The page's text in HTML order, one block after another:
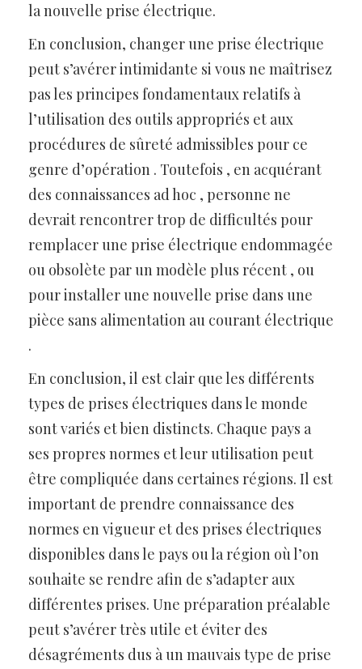
la nouvelle prise électrique.
En conclusion, changer une prise électrique
peut s’avérer intimidante si vous ne maîtrisez
pas les principes fondamentaux relatifs à
l’utilisation des outils appropriés et aux
procédures de sûreté admissibles pour ce
genre d’opération . Toutefois , en acquérant
des connaissances ad hoc , personne ne
devrait rencontrer trop de difficultés pour
remplacer une prise électrique endommagée
ou obsolète par un modèle plus récent , ou
pour installer une nouvelle prise dans une
pièce sans alimentation au courant électrique
.
En conclusion, il est clair que les différents
types de prises électriques dans le monde
sont variés et bien distincts. Chaque pays a
ses propres normes et leur utilisation peut
être compliquée dans certaines régions. Il est
important de prendre connaissance des
normes en vigueur et des prises électriques
disponibles dans le pays ou la région où l’on
souhaite se rendre afin de s’adapter aux
différentes prises. Une préparation préalable
peut s’avérer très utile et éviter des
désagréments dus à un mauvais type de prise